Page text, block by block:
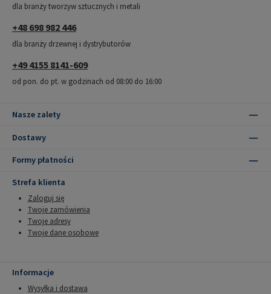
dla branży tworzyw sztucznych i metali
+48 698 982 446
dla branży drzewnej i dystrybutorów
+49 4155 8141-609
od pon. do pt. w godzinach od 08:00 do 16:00
Nasze zalety
Dostawy
Formy płatności
Strefa klienta
Zaloguj się
Twoje zamówienia
Twoje adresy
Twoje dane osobowe
Informacje
Wysyłka i dostawa